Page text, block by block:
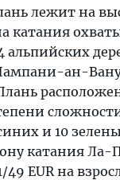
лежит на
катания
альпийских
ан-
и 10
катания Ла-
49 EUR на